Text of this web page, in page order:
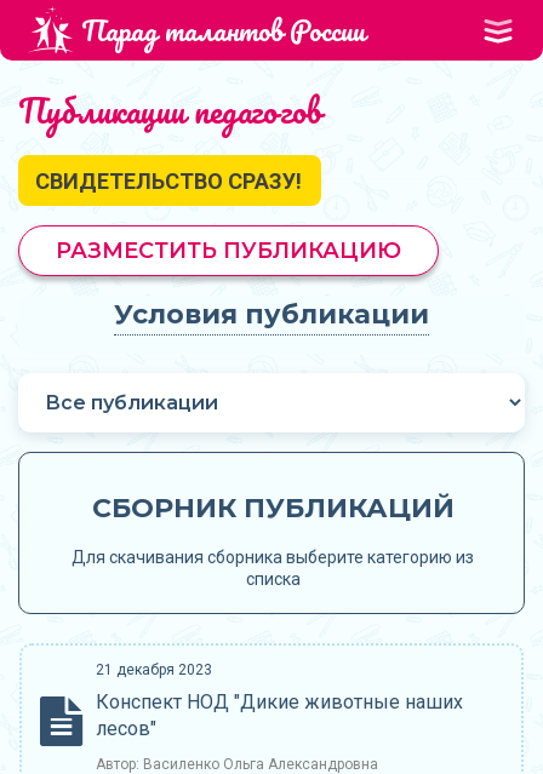
Парад талантов России
Публикации педагогов
СВИДЕТЕЛЬСТВО СРАЗУ!
РАЗМЕСТИТЬ ПУБЛИКАЦИЮ
Условия публикации
СБОРНИК ПУБЛИКАЦИЙ
Для скачивания сборника выберите категорию из
списка
21 декабря 2023
Конспект НОД "Дикие животные наших
лесов"
Автор: Василенко Ольга Александровна